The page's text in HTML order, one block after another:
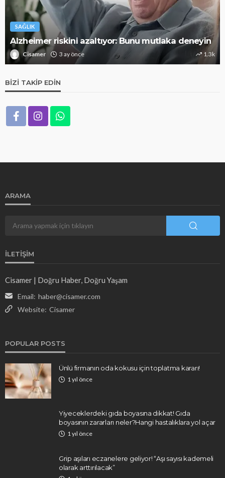
SAĞLIK
Alzheimer riskini azaltıyor: Bunu mutlaka deneyin
Cisamer 3 ay önce 1.3k
BIZI TAKIP EDIN
ARAMA
İLETIŞIM
Cisamer | Doğru Haber, Doğru Yaşam
Email: haber@cisamer.com
Website: Cisamer
POPULAR POSTS
Ünlü firmanın oda kokusu için toplatma kararı!
1 yıl önce
Yiyeceklerdeki gıda boyasına dikkat! Gıda
boyasının zararları neler?Hangi hastalıklara yol açar
1 yıl önce
Grip aşıları eczanelere geliyor! “Aşı sayısı kademeli
olarak arttırılacak”